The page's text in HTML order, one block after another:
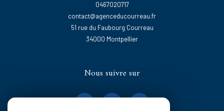
0467020717
contact@agenceducourreau.fr
51 rue du Faubourg Courreau
34000
montpellier
Nous suivre sur